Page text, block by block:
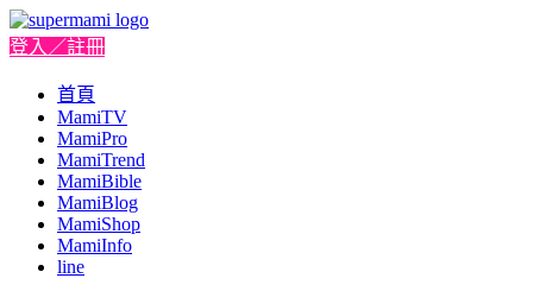
登入／註冊
首頁
MamiTV
MamiPro
MamiTrend
MamiBible
MamiBlog
MamiShop
MamiInfo
line